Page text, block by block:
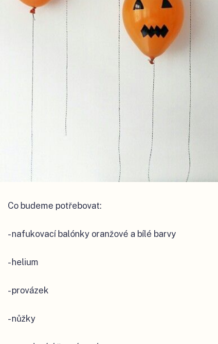
Co budeme potřebovat:
- nafukovací balónky oranžové a bílé barvy
- helium
- provázek
- nůžky